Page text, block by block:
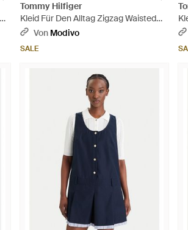
Tommy Hilfiger
Kleid Für Den Alltag Zigzag Waisted
Midi Dress Ww0Ww41157 Weiß
Von Modivo
SALE